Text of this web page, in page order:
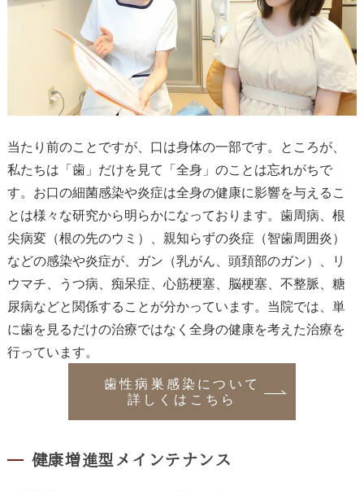
当たり前のことですが、口は身体の一部です。ところが、
私たちは「歯」だけを見て「全身」のことは忘れがちで
す。お口の細菌感染や炎症は全身の健康に影響を与えるこ
とは様々な研究から明らかになっております。歯周病、根
尖病変（根の先のウミ）、親知らずの炎症（智歯周囲炎）
などの感染や炎症が、ガン（乳がん、頭頚部のガン）、リ
ウマチ、うつ病、痴呆症、心筋梗塞、脳梗塞、不整脈、糖
尿病などと関係することが分かっています。当院では、単
に歯を見るだけの治療ではなく全身の健康を考えた治療を
行っています。
歯性病巣感染について
詳しくはこちら
健康増進型メインテナンス